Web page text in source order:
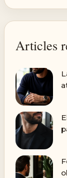
Articles